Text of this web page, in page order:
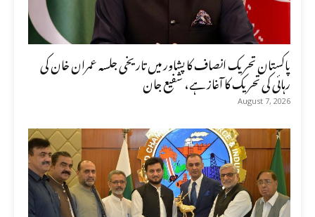
پاکستان تحریک انصاف کا پشاور میں تاریخی جلسہ عمران خان کی
رہائی کی تحریک کا آغاز ہے، شفیع جان
August 7, 2026